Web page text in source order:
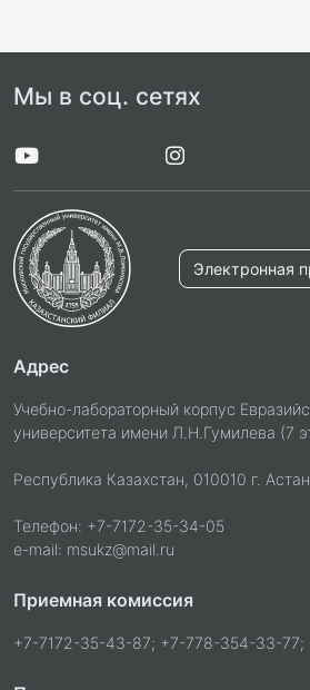
Мы в соц. сетях
Электронная
Адрес
Учебно-лабораторный корпус
университета имени Л.Н.Гумилева (7
Республика Казахстан, 010010 г.
Телефон: +7-7172-35-34-05
e-mail: msukz@mail.ru
Приемная комиссия
+7-7172-35-43-87; +7-778-354-33-